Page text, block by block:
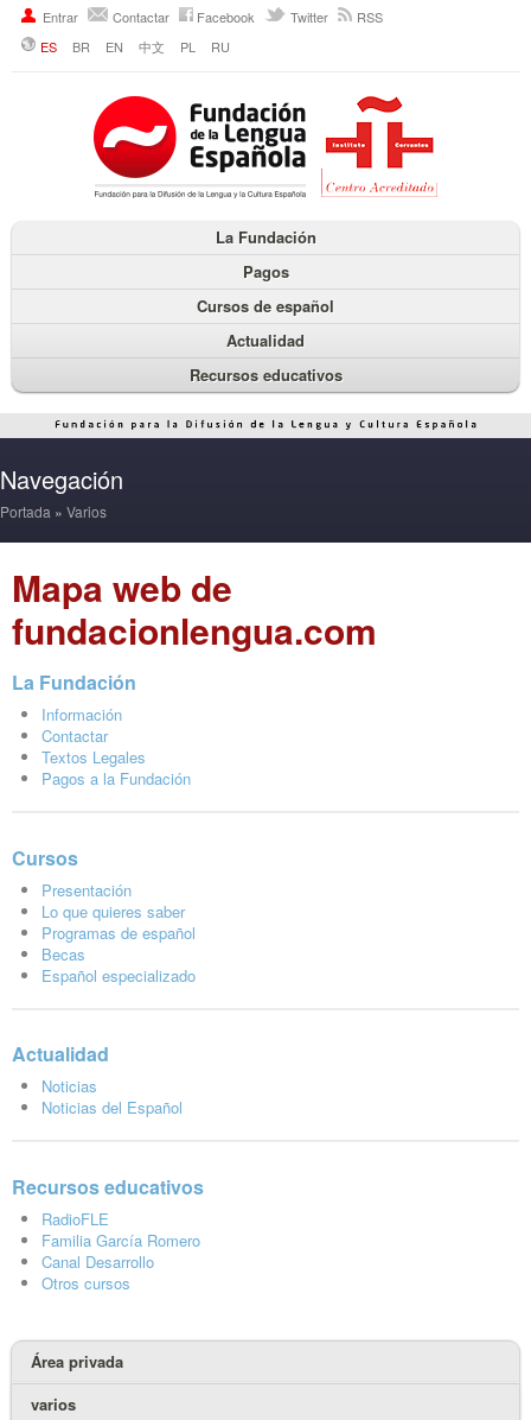
Entrar Contactar Facebook Twitter
RSS
ES
BR EN 中文 PL RU
La Fundación
Pagos
Cursos de español
Actualidad
Recursos educativos
Navegación
Portada » Varios
Mapa web de
fundacionlengua.com
La Fundación
Información
Contactar
Textos Legales
Pagos a la Fundación
Cursos
Presentación
Lo que quieres saber
Programas de español
Becas
Español especializado
Actualidad
Noticias
Noticias del Español
Recursos educativos
RadioFLE
Familia García Romero
Canal Desarrollo
Otros cursos
Área privada
varios